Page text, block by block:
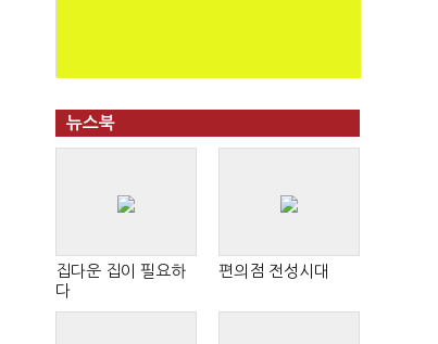
뉴스북
집다운 집이 필요하
다
편의점 전성시대